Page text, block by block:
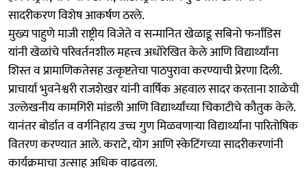
सादरीकरण विशेष आकर्षण ठरले.
मुख्य पाहुणे माजी राष्ट्रीय विजेते व सन्मानित खेळाडू सबिनो फर्नांडिस
यांनी खेळांचे परिवर्तनशील महत्त्व अधोरेखित केले आणि विद्यार्थ्यांना
शिस्त व प्रामाणिकतेसह उत्कृष्टतेचा पाठपुरावा करण्याची प्रेरणा दिली.
प्राचार्या भुवनेश्वरी राजशेखर यांनी वार्षिक अहवाल सादर करताना शाळेची
उल्लेखनीय कामगिरी मांडली आणि विद्यार्थ्यांच्या चिकाटीचे कौतुक केले.
यानंतर बोर्डात व वर्गनिहाय उच्च गुण मिळवणाऱ्या विद्यार्थ्यांना पारितोषिक
वितरण करण्यात आले. कराटे, योग आणि स्केटिंगच्या सादरीकरणांनी
कार्यक्रमाचा उत्साह अधिक वाढवला.